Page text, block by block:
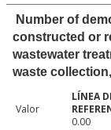
Number of
constructed or
wastewater
waste
Valor
0.00